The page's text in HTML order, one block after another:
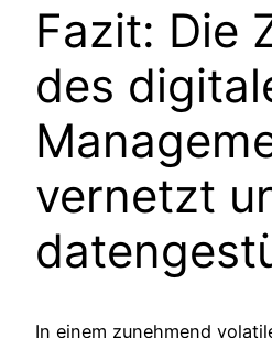
Fazit: Die
des
vernetzt
In einem zunehmend